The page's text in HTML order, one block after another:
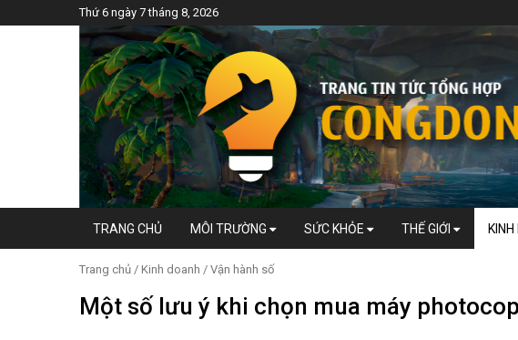
Thứ 6 ngày 7 tháng 8, 2026
TRANG CHỦ MÔI TRƯỜNG SỨC KHỎE THẾ GIỚI
Trang chủ / Kinh doanh / Vận hành số
Một số lưu ý khi chọn mua máy